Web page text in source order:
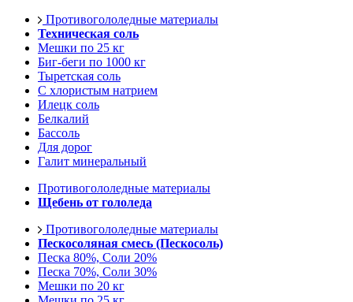
Противогололедные материалы
Техническая соль
Мешки по 25 кг
Биг-беги по 1000 кг
Тыретская соль
С хлористым натрием
Илецк соль
Белкалий
Бассоль
Для дорог
Галит минеральный
Противогололедные материалы
Щебень от гололеда
Противогололедные материалы
Пескосоляная смесь (Пескосоль)
Песка 80%, Соли 20%
Песка 70%, Соли 30%
Мешки по 20 кг